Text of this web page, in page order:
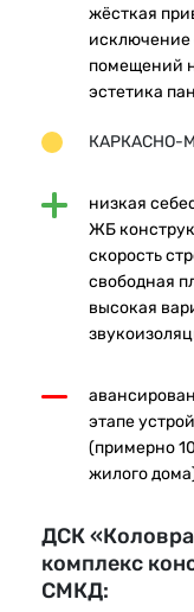
жёсткая
исключение
помещений
эстетика
КАРКАСНО-
низкая
ЖБ
скорость
свободная
высокая
этапе
(примерно
жилого
ДСК
комплекс
СМКД: